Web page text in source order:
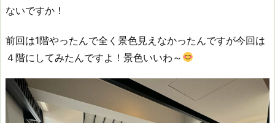
ないですか！
前回は1階やったんで全く景色見えなかったんですが今回は
４階にしてみたんですよ！景色いいわ～